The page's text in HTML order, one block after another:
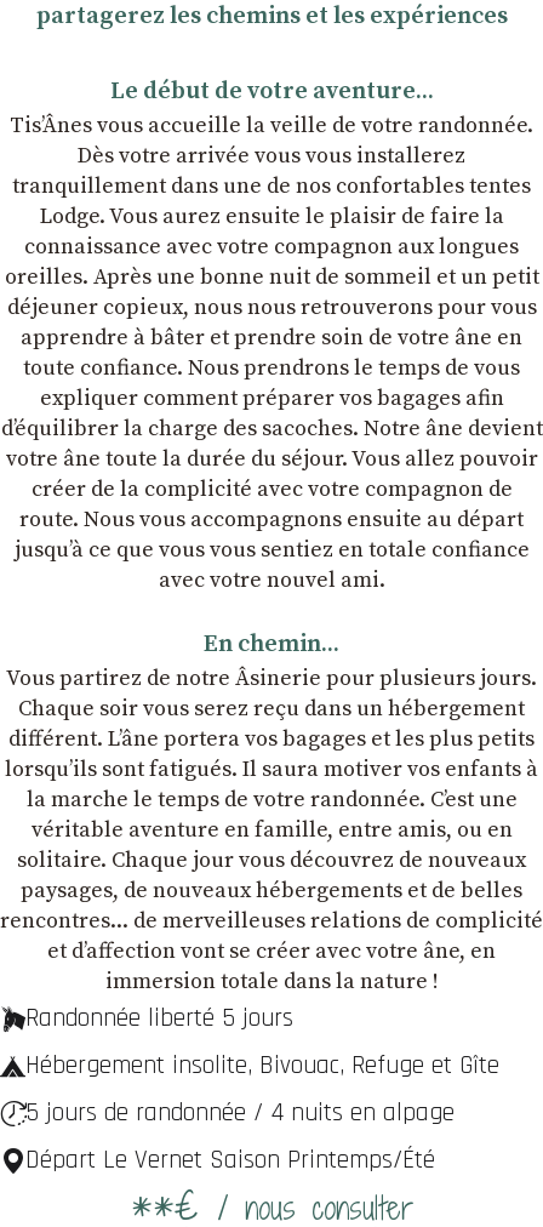
partagerez les chemins et les expériences
Le début de votre aventure...
Tis’Ânes vous accueille la veille de votre randonnée.
Dès votre arrivée vous vous installerez
tranquillement dans une de nos confortables tentes
Lodge. Vous aurez ensuite le plaisir de faire la
connaissance avec votre compagnon aux longues
oreilles. Après une bonne nuit de sommeil et un petit
déjeuner copieux, nous nous retrouverons pour vous
apprendre à bâter et prendre soin de votre âne en
toute confiance. Nous prendrons le temps de vous
expliquer comment préparer vos bagages afin
dʼéquilibrer la charge des sacoches. Notre âne devient
votre âne toute la durée du séjour. Vous allez pouvoir
créer de la complicité avec votre compagnon de
route. Nous vous accompagnons ensuite au départ
jusqu’à ce que vous vous sentiez en totale confiance
avec votre nouvel ami.
En chemin...
Vous partirez de notre Âsinerie pour plusieurs jours.
Chaque soir vous serez reçu dans un hébergement
différent. L’âne portera vos bagages et les plus petits
lorsqu’ils sont fatigués. Il saura motiver vos enfants à
la marche le temps de votre randonnée. C’est une
véritable aventure en famille, entre amis, ou en
solitaire. Chaque jour vous découvrez de nouveaux
paysages, de nouveaux hébergements et de belles
rencontres... de merveilleuses relations de complicité
et dʼaffection vont se créer avec votre âne, en
immersion totale dans la nature !
Randonnée liberté 5 jours
Hébergement insolite, Bivouac, Refuge et Gîte
5 jours de randonnée / 4 nuits en alpage
Départ Le Vernet Saison Printemps/Été
**€ / nous consulter